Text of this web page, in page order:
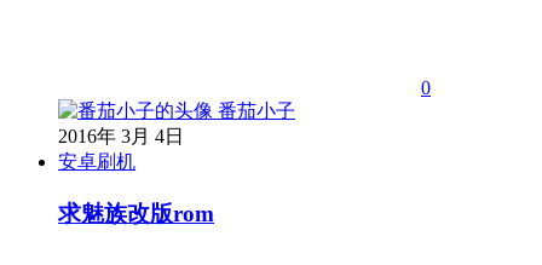
0
番茄小子
2016年 3月 4日
安卓刷机
求魅族改版rom